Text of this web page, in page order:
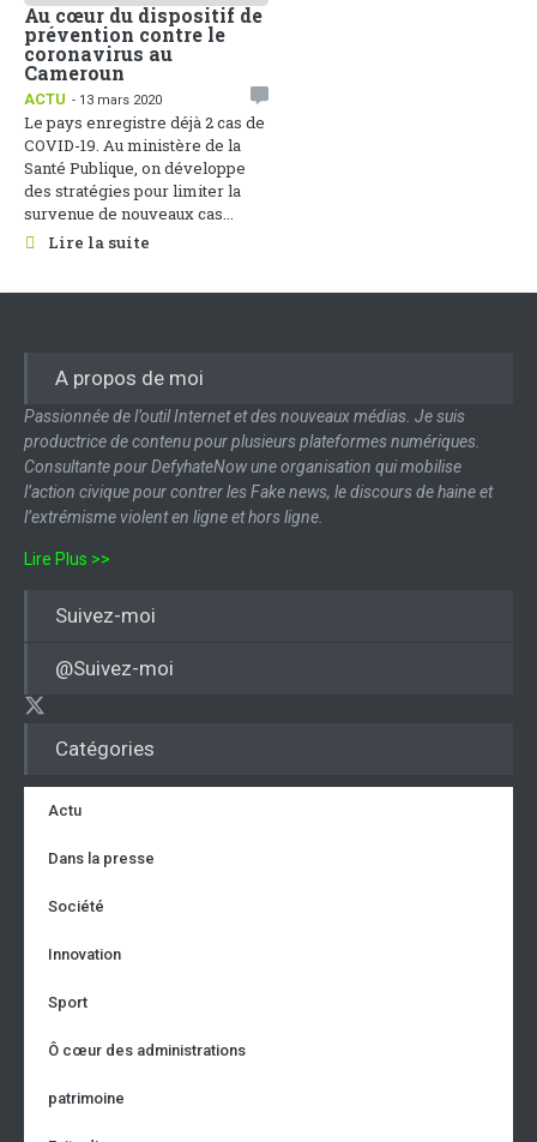
Au cœur du dispositif de
prévention contre le
coronavirus au
Cameroun
ACTU - 13 mars 2020
Le pays enregistre déjà 2 cas de
COVID-19. Au ministère de la
Santé Publique, on développe
des stratégies pour limiter la
survenue de nouveaux cas...
Lire la suite
Catégories
Actu
Dans la presse
Société
Innovation
Sport
Ô cœur des administrations
patrimoine
A propos de moi
Passionnée de l’outil Internet et des nouveaux médias. Je suis
productrice de contenu pour plusieurs plateformes numériques.
Consultante pour DefyhateNow une organisation qui mobilise
l’action civique pour contrer les Fake news, le discours de haine et
l’extrémisme violent en ligne et hors ligne.
Lire Plus >>
Suivez-moi
@Suivez-moi